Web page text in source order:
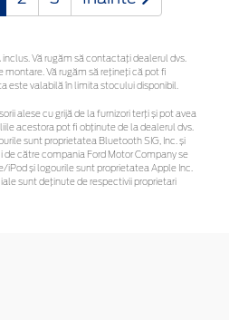
Vă rugăm să contactaţi dealerul dvs.
montare. Vă rugăm să rețineți că pot fi
este valabilă în limita stocului disponibil.
alese cu grijă de la furnizori terți și pot avea
acestora pot fi obținute de la dealerul dvs.
sunt proprietatea Bluetooth SIG, Inc. și
de către compania Ford Motor Company se
și logourile sunt proprietatea Apple Inc.
sunt deținute de respectivii proprietari